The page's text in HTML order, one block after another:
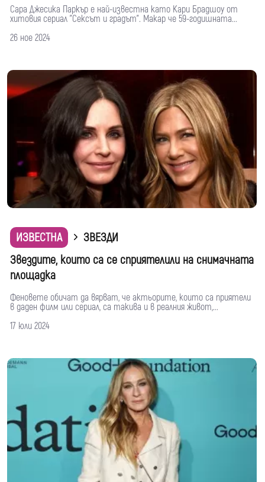
Сара Джесика Паркър е най-известна като Кари Брадшоу от
хитовия сериал "Сексът и градът". Макар че 59-годишната...
26 ное 2024
ИЗВЕСТНА
ЗВЕЗДИ
Звездите, които са се сприятелили на снимачната
площадка
Феновете обичат да вярват, че актьорите, които са приятели
в даден филм или сериал, са такива и в реалния живот,...
17 юли 2024